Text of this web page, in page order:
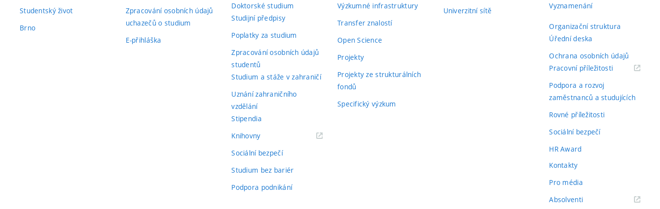
Studentský život
Brno
Zpracování osobních údajů
uchazečů o studium
E-přihláška
Doktorské studium
Studijní předpisy
Poplatky za studium
Zpracování osobních údajů
studentů
Studium a stáže v zahraničí
Uznání zahraničního
vzdělání
Stipendia
Knihovny(externí
Sociální bezpečí
Studium bez bariér
Podpora podnikání
Výzkumné infrastruktury
Transfer znalostí
Open Science
Projekty
Projekty ze strukturálních
fondů
Specifický výzkum
Univerzitní sítě
Vyznamenání
Organizační struktura
Úřední deska
Ochrana osobních údajů
Pracovní příležitosti(externí
Podpora a rozvoj
zaměstnanců a studujících
Rovné příležitosti
Sociální bezpečí
HR Award
Kontakty
Pro média
Absolventi(externí